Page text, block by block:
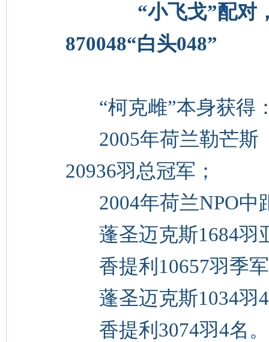
“小飞戈”配对
870048“白头048”
“柯克雌”本身获得
2005年荷兰勒芒斯
20936羽总冠军；
2004年荷兰NPO中
蓬圣迈克斯1684羽
香提利10657羽季
蓬圣迈克斯1034羽
香提利3074羽4名。